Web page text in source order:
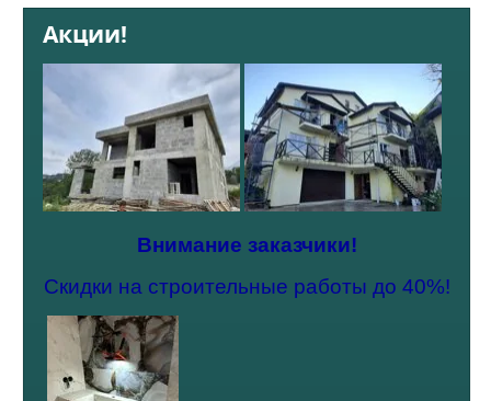
Акции!
Внимание заказчики!
Скидки на строительные работы до 40%!